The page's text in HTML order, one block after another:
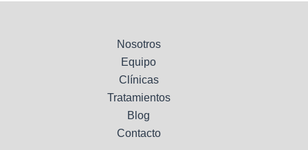
Nosotros
Equipo
Clínicas
Tratamientos
Blog
Contacto